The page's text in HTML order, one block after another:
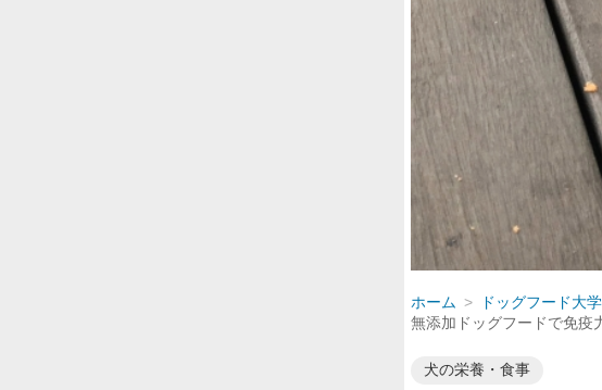
ホーム ドッグフード大学
無添加ドッグフードで免疫
犬の栄養・食事